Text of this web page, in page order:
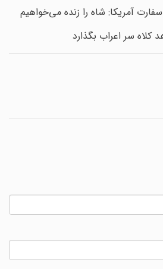
آمریکا: شاه را زنده می‌‌خواهیم
سر اعراب بگذارد